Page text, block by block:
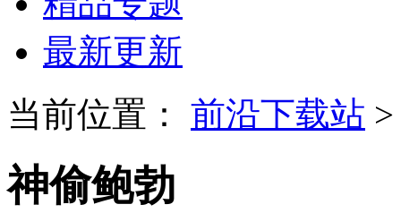
最新更新
当前位置：
前沿下载站
神偷鲍勃